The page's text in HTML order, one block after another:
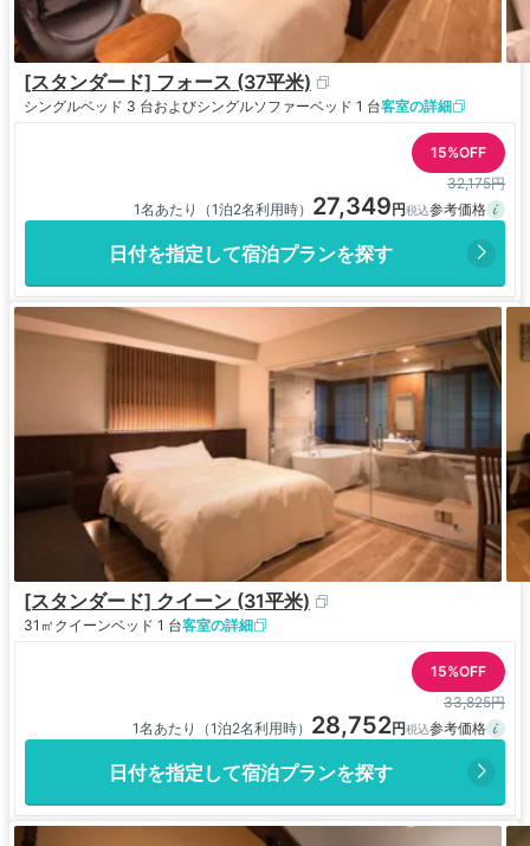
[スタンダード] フォース (37平米)
シングルベッド 3 台およびシングルソファーベッド 1 台客室の詳細
15%OFF
32,175円
1名あたり（1泊2名利用時） 27,349
日付を指定して宿泊プランを探す
[スタンダード] クイーン (31平米)
31㎡ クイーンベッド 1 台客室の詳細
15%OFF
33,825円
1名あたり（1泊2名利用時） 28,752
日付を指定して宿泊プランを探す